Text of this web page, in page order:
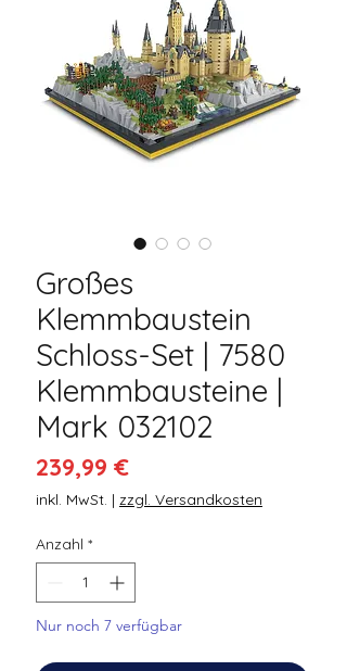
Großes
Klemmbaustein
Schloss-Set | 7580
Klemmbausteine |
Mark 032102
239,99 €Preis
inkl. MwSt. | zzgl. Versandkosten
Anzahl *
Nur noch 7 verfügbar